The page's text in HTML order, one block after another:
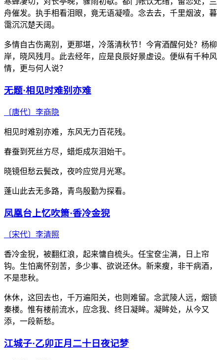
舟催发。执手相看泪眼，竟无语凝噎。念去去，千里烟波，暮
霭沉沉楚天阔。
多情自古伤离别，更那堪，冷落清秋节！今宵酒醒何处？杨柳
岸，晓风残月。此去经年，应是良辰好景虚设。便纵有千种风
情，更与何人说？
无题·相见时难别亦难
〔唐代〕 李商隐
相见时难别亦难，东风无力百花残。
春蚕到死丝方尽，蜡炬成灰泪始干。
晓镜但愁云鬓改，夜吟应觉月光寒。
蓬山此去无多路，青鸟殷勤为探看。
凤凰台上忆吹箫·香冷金猊
〔宋代〕 李清照
香冷金猊，被翻红浪，起来慵自梳头。任宝奁尘满，日上帘
钩。生怕离怀别苦，多少事、欲说还休。新来瘦，非干病酒，
不是悲秋。
休休，这回去也，千万遍阳关，也则难留。念武陵人远，烟锁
秦楼。惟有楼前流水，应念我、终日凝眸。凝眸处，从今又
添，一段新愁。
江城子·乙卯正月二十日夜记梦